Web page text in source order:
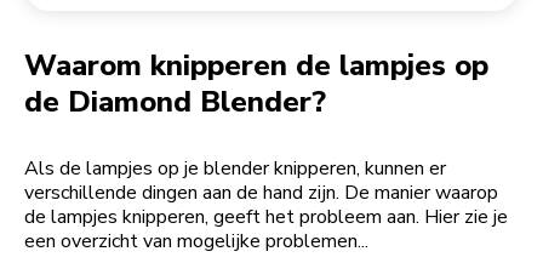
Waarom knipperen de lampjes op
de Diamond Blender?
Als de lampjes op je blender knipperen, kunnen er
verschillende dingen aan de hand zijn. De manier waarop
de lampjes knipperen, geeft het probleem aan. Hier zie je
een overzicht van mogelijke problemen...